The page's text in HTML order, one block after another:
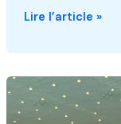
Meeting
Lac-
Vevey
Lire l’article »